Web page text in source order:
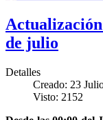
de julio
Detalles
Creado: 23
Visto: 2152